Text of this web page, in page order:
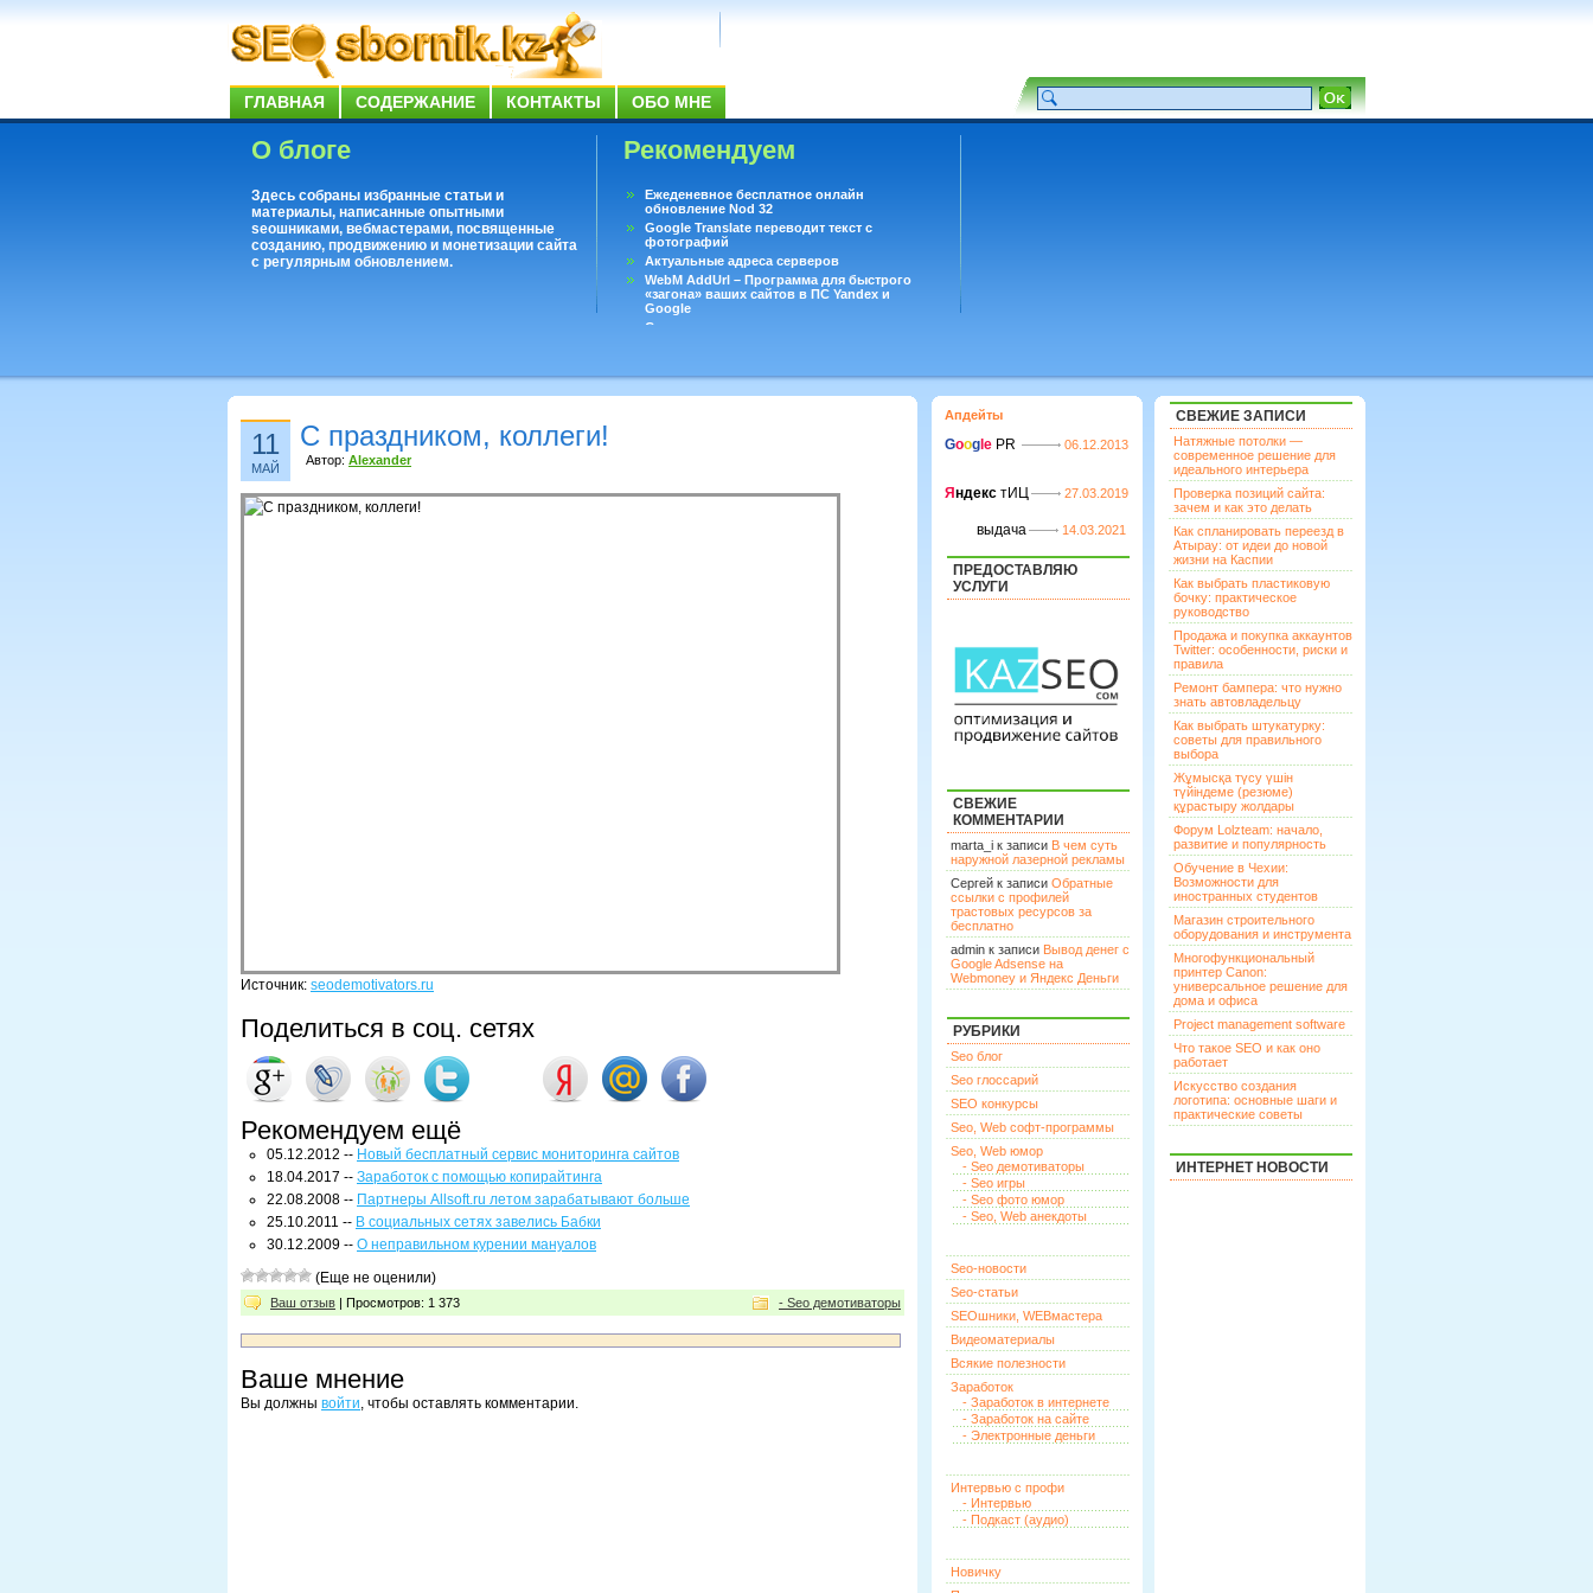
ГЛАВНАЯ СОДЕРЖАНИЕ КОНТАКТЫ ОБО МНЕ
О блоге
Здесь собраны избранные статьи и
материалы, написанные опытными
seoшниками, вебмастерами, посвященные
созданию, продвижению и монетизации сайта
с регулярным обновлением.
Рекомендуем
Ежеденевное бесплатное онлайн
обновление Nod 32
Google Translate переводит текст с
фотографий
Актуальные адреса серверов
WebM AddUrl – Программа для быстрого
«загона» ваших сайтов в ПС Yandex и
Google
Существует вопросы, на которые не может
11
МАЙ
С праздником, коллеги!
Автор: Alexander
Источник: seodemotivators.ru
Поделиться в соц. сетях
Рекомендуем ещё
05.12.2012 -- Новый бесплатный сервис мониторинга сайтов
18.04.2017 -- Заработок с помощью копирайтинга
22.08.2008 -- Партнеры Allsoft.ru летом зарабатывают больше
25.10.2011 -- В социальных сетях завелись Бабки
30.12.2009 -- О неправильном курении мануалов
(Еще не оценили)
Ваш отзыв | Просмотров: 1 373 - Seo демотиваторы
Ваше мнение
Вы должны войти, чтобы оставлять комментарии.
Апдейты
Goog le PR 06.12.2013
Я ндекс тИЦ 27.03.2019
выдача 14.03.2021
ПРЕДОСТАВЛЯЮ
УСЛУГИ
СВЕЖИЕ
КОММЕНТАРИИ
marta_i к записи В чем суть
наружной лазерной рекламы
Сергей к записи Обратные
ссылки с профилей
трастовых ресурсов за
бесплатно
admin к записи Вывод денег с
Google Adsense на
Webmoney и Яндекс Деньги
РУБРИКИ
Seo блог
Seo глоссарий
SEO конкурсы
Seo, Web софт-программы
Seo, Web юмор
- Seo демотиваторы
- Seo игры
- Seo фото юмор
- Seo, Web анекдоты
Seo-новости
Seo-статьи
SEOшники, WEBмастера
Видеоматериалы
Всякие полезности
Заработок
- Заработок в интернете
- Заработок на сайте
- Электронные деньги
Интервью с профи
- Интервью
- Подкаст (аудио)
Новичку
СВЕЖИЕ ЗАПИСИ
Натяжные потолки —
современное решение для
идеального интерьера
Проверка позиций сайта:
зачем и как это делать
Как спланировать переезд в
Атырау: от идеи до новой
жизни на Каспии
Как выбрать пластиковую
бочку: практическое
руководство
Продажа и покупка аккаунтов
Twitter: особенности, риски и
правила
Ремонт бампера: что нужно
знать автовладельцу
Как выбрать штукатурку:
советы для правильного
выбора
Жұмысқа түсу үшін
түйіндеме (резюме)
құрастыру жолдары
Форум Lolzteam: начало,
развитие и популярность
Обучение в Чехии:
Возможности для
иностранных студентов
Магазин строительного
оборудования и инструмента
Многофункциональный
принтер Canon:
универсальное решение для
дома и офиса
Project management software
Что такое SEO и как оно
работает
Искусство создания
логотипа: основные шаги и
практические советы
ИНТЕРНЕТ НОВОСТИ